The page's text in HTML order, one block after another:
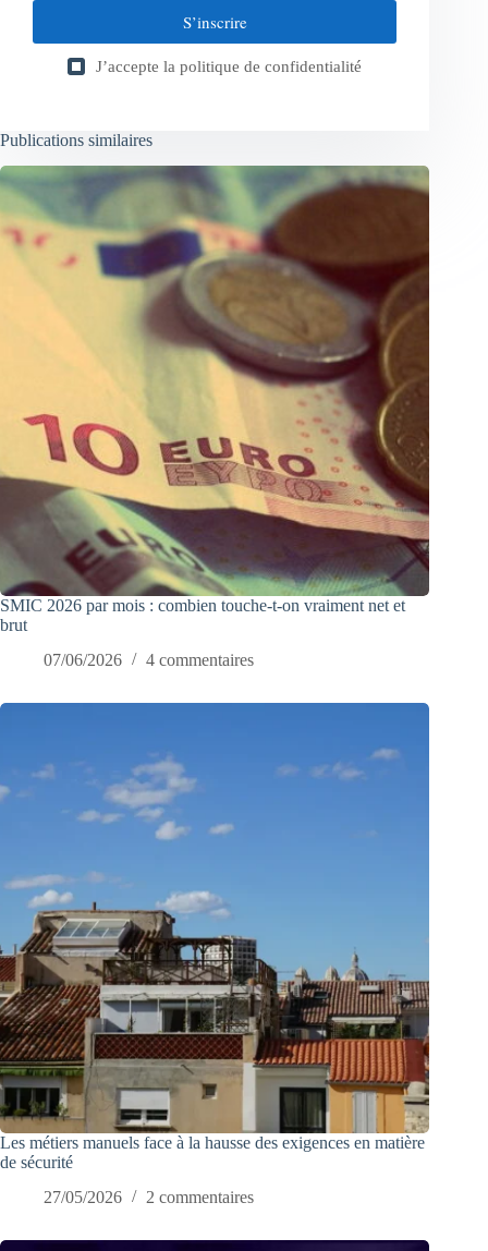
S’inscrire
J’accepte la politique de confidentialité
Publications similaires
SMIC 2026 par mois : combien touche-t-on vraiment net et
brut
07/06/2026
4 commentaires
Les métiers manuels face à la hausse des exigences en matière
de sécurité
27/05/2026
2 commentaires